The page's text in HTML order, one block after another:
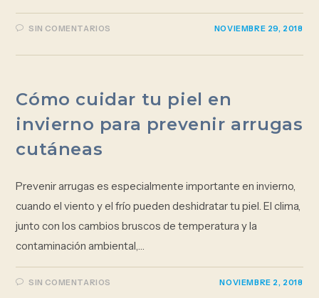
SIN COMENTARIOS NOVIEMBRE 29, 2018
Cómo cuidar tu piel en
invierno para prevenir arrugas
cutáneas
Prevenir arrugas es especialmente importante en invierno,
cuando el viento y el frío pueden deshidratar tu piel. El clima,
junto con los cambios bruscos de temperatura y la
contaminación ambiental,…
SIN COMENTARIOS NOVIEMBRE 2, 2018